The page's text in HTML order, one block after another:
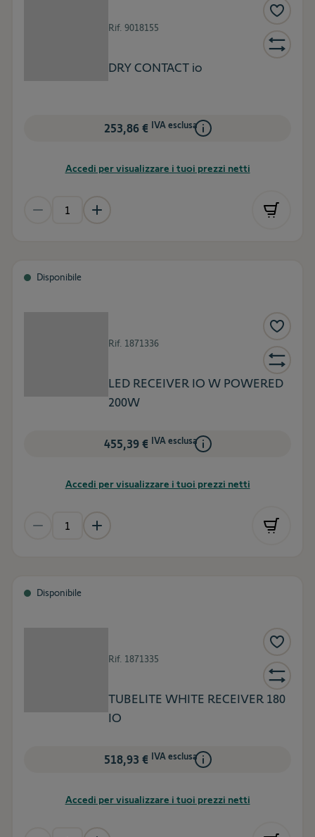
Rif. 9018155
DRY CONTACT io
253,86 € IVA esclusa
Accedi per visualizzare i tuoi prezzi netti
Disponibile
Rif. 1871336
LED RECEIVER IO W POWERED
200W
455,39 € IVA esclusa
Accedi per visualizzare i tuoi prezzi netti
Disponibile
Rif. 1871335
TUBELITE WHITE RECEIVER 180
IO
518,93 € IVA esclusa
Accedi per visualizzare i tuoi prezzi netti